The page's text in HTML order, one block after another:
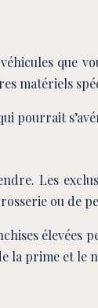
que
matériels
pourrait
Les
ou de
élevées
prime et le